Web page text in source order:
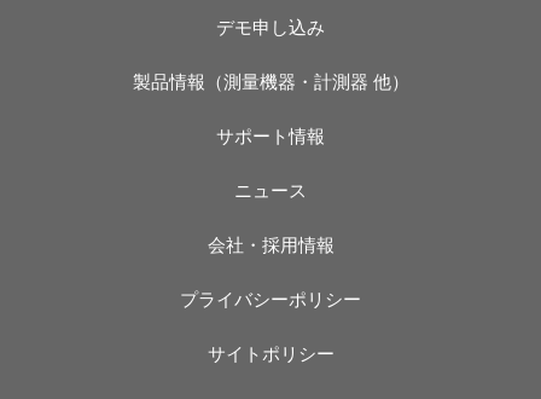
デモ申し込み
製品情報（測量機器・計測器 他）
サポート情報
ニュース
会社・採用情報
プライバシーポリシー
サイトポリシー